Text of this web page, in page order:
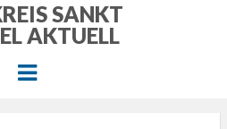
SANKT
AKTUELL
Menu